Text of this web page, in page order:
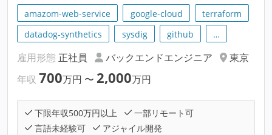
amazom-web-service google-cloud
terraform
datadog-synthetics
sysdig github …
雇用形態 正社員 バックエンドエンジニア
東京
年収 700万円 〜 2,000万円
下限年収500万円以上
一部リモート可
言語未経験可
アジャイル開発